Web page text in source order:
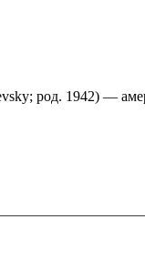
род. 1942) —